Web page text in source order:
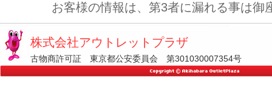
お客様の情報は、第3者に漏れる事は御
株式会社アウトレットプラザ
古物商許可証 東京都公安委員会 第301030007354号